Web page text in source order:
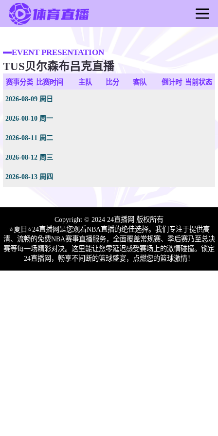
足球直播
篮球直播
足球录像
篮球新闻
EVENT PRESENTATION
TUS贝尔森布吕克直播
赛事分类 比赛时间 主队 比分 客队 倒计时 当前状态
2026-08-09 周日
2026-08-10 周一
2026-08-11 周二
2026-08-12 周三
2026-08-13 周四
Copyright © 2024 24直播网 版权所有
⭐️夏日⭐24直播网是您观看NBA直播的绝佳选择。我们专注于提供高
清、流畅的免费NBA赛事直播服务，全面覆盖常规赛、季后赛乃至总决
赛等每一场精彩对决。这里能让您零延迟感受赛场上的激情碰撞。锁定
24直播网，畅享不间断的篮球盛宴，点燃您的篮球激情！